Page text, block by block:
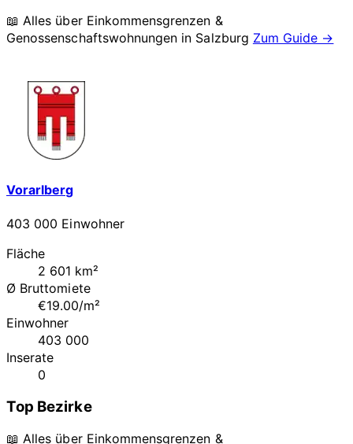
📖 Alles über Einkommensgrenzen &
Genossenschaftswohnungen in Salzburg Zum Guide →
Vorarlberg
403 000 Einwohner
Fläche
2 601 km²
Ø Bruttomiete
€19.00/m²
Einwohner
403 000
Inserate
0
Top Bezirke
📖 Alles über Einkommensgrenzen &